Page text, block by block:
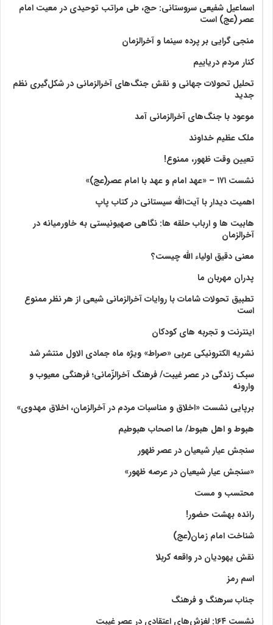
اسماعیل شفیعی سروستانی: حج، طی مراتب توحیدی در معیت امام
عصر (عج) است
منجی گرایی بر پرده سینما و آخرالزمان
کنار مردم دریاییم
تحلیل تحولات جهانی و نقش جنگ‌های آخرالزمانی در شکل‌گیری نظم
جدید
موعود با جنگ‌های آخرالزمانی آمد
ملک عظیم خداوند
تعیین وقت ظهور، ممنوع!
نشست ۱۷۱ – «عهد امام و عهد با امام عصر(عج)»
اهمیت دیدار با آیت‌الله سیستانی در کتاب پاپ
هابیت ها و ارباب حلقه ها: نگاهی صهیونیستی به خاورمیانه در
آخرالزمان
معنی دقیق اولیاء الله چیست؟
پدران مهربان ما
تطبیق تحولات شامات با روایات آخرالزمانی شیعی از هر نظر ممنوع
است
اینترنت و تجربه های کودکان
نشریه الکترونیکی عربی «صراط» ویژه ماه جمادی الاول منتشر شد
سبک زندگی در عصر غیبت/ فرهنگ آخرالزّمانی؛ فرهنگی معیوب و
وارونه
برپایی نشست «اخلاق و مناسبات مردم در آخرالزمان، اخلاق مهدوی»
هبوط و اهل هبوط/ ما اصحاب هبوطیم
سنجش عیار شیعیان در عصر ظهور
«سنجش عیار شیعیان در عرصه ظهور»
محتسب و مست
رانده بهشت‌ حضور!
شناخت امام زمان(عج)
نقش یهودیان در واقعه کربلا
اسم رمز
جناب سرهنگ و فرهنگ
نشست ۱۶۴: لغزش‌های اعتقادی در عصر غیبت